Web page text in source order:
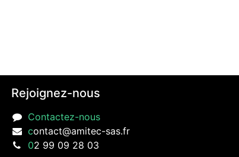
Rejoignez-nous
Contactez-nous
contact@amitec-sas.fr
02 99 09 28 03